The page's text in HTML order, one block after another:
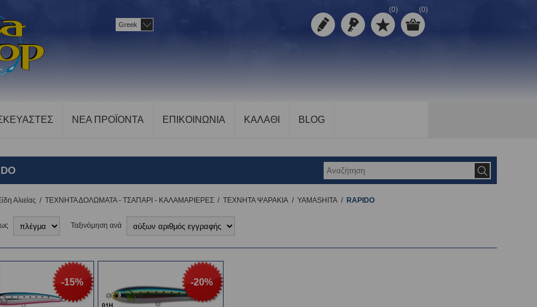
(0) (0)
Greek
ΝΕΑ ΠΡΟΪΟΝΤΑ ΕΠΙΚΟΙΝΩΝΙΑ ΚΑΛΑΘΙ BLOG
Αλιείας / ΤΕΧΝΗΤΑ ΔΟΛΩΜΑΤΑ - ΤΣΑΠΑΡΙ - ΚΑΛΑΜΑΡΙΕΡΕΣ / ΤΕΧΝΗΤΑ ΨΑΡΑΚΙΑ / YAMASHITA / RAPIDO
Ταξινόμηση ανά
-15% -20%